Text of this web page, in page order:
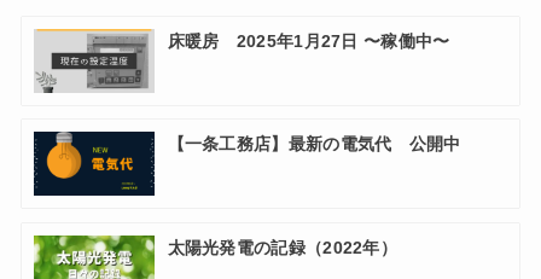
床暖房 2025年1月27日 〜稼働中〜
【一条工務店】最新の電気代 公開中
太陽光発電の記録（2022年）